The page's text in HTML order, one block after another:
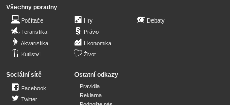
Všechny poradny
Počítače
Teraristika
Akvaristika
Kutilství
Hry
Právo
Ekonomika
Život
Debaty
Sociální sítě
Facebook
Twitter
Ostatní odkazy
Pravidla
Reklama